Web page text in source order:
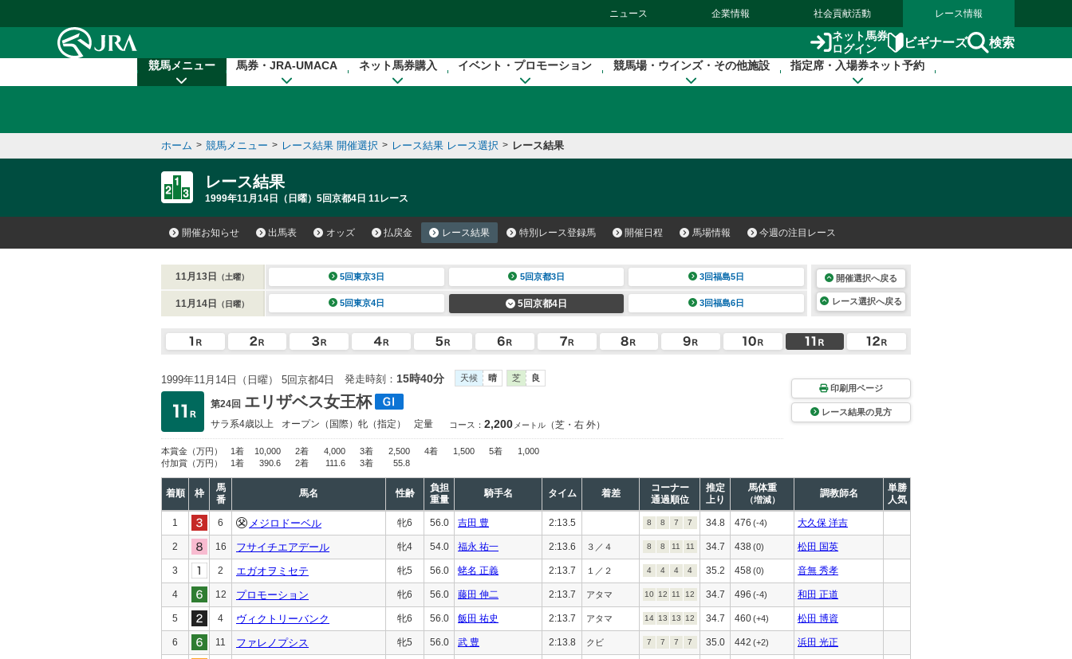
ニュース 企業情報 社会貢献活動 レース情報
ネット馬券
ログイン
ビギナーズ 検索
競馬メニュー 馬券・JRA-UMACA ネット馬券購入 イベント・プロモーション 競馬場・ウインズ・その他施設 指定席・入場券ネット予約
ホーム > 競馬メニュー > レース結果 開催選択 > レース結果 レース選択 > レース結果
レース結果
1999年11月14日（日曜）5回京都4日 11レース
開催お知らせ 出馬表 オッズ 払戻金 レース結果 特別レース登録馬 開催日程 馬場情報 今週の注目レース
11月13日 （土曜） 5回東京3日 5回京都3日 3回福島5日
11月14日 （日曜） 5回東京4日 5回京都4日 3回福島6日
開催選択へ戻る
レース選択へ戻る
1999年11月14日（日曜） 5回京都4日 発走時刻： 15時40分 天候 晴 芝 良
第24回 エリザベス女王杯
サラ系4歳以上 オープン （国際）牝（指定） 定量 コース： 2,200 メートル （芝・右 外）
本賞金 （万円） 1着 10,000 2着 4,000 3着 2,500 4着 1,500 5着
1,000
付加賞 （万円） 1着 390.6 2着 111.6 3着 55.8
印刷用ページ
レース結果の見方
着順 枠
馬
番
馬名 性齢
負担
重量
騎手名 タイム 着差
コーナー
通過順位
推定
上り
馬体重
（増減）
調教師名
単勝
人気
1 6 メジロドーベル 牝6 56.0 吉田 豊 2:13.5 8 8 7 7 34.8 476 (-4) 大久保 洋吉
2 16 フサイチエアデール 牝4 54.0 福永 祐一 2:13.6 ３／４ 8 8 11 11 34.7 438 (0) 松田 国英
3 2 エガオヲミセテ 牝5 56.0 蛯名 正義 2:13.7 １／２ 4 4 4 4 35.2 458(0) 音無 秀孝
4 12 プロモーション 牝6 56.0 藤田 伸二 2:13.7 アタマ 10 12 11 12 34.7 496 (-4) 和田 正道
5 4 ヴィクトリーバンク 牝6 56.0 飯田 祐史 2:13.7 アタマ 14 13 13 12 34.7 460(+4) 松田 博資
6 11 ファレノプシス 牝5 56.0 武 豊 2:13.8 クビ 7 7 7 7 35.0 442 (+2) 浜田 光正